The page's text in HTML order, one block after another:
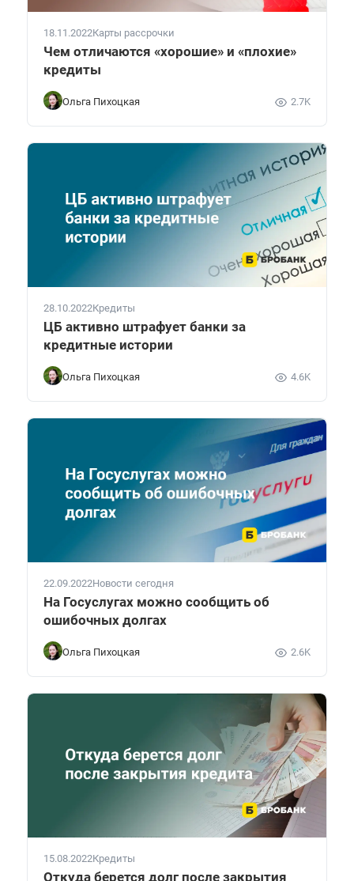
18.11.2022Карты рассрочки
Чем отличаются «хорошие» и «плохие»
кредиты
Ольга Пихоцкая 2.7K
28.10.2022Кредиты
ЦБ активно штрафует банки за
кредитные истории
Ольга Пихоцкая 4.6K
22.09.2022Новости сегодня
На Госуслугах можно сообщить об
ошибочных долгах
Ольга Пихоцкая 2.6K
15.08.2022Кредиты
Откуда берется долг после закрытия